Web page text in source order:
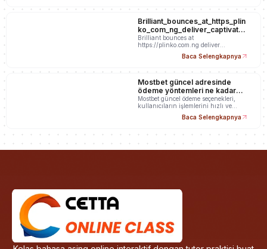
Brilliant_bounces_at_https_plin
ko_com_ng_deliver_captivatin
g_wins_and_unpredicta
Brilliant bounces at
https://plinko.com.ng deliver
captivating wins and…
Baca Selengkapnya
Mostbet güncel adresinde
ödeme yöntemleri ne kadar
hızlı değişiyor?
Mostbet güncel ödeme seçenekleri,
kullanıcıların işlemlerini hızlı ve…
Baca Selengkapnya